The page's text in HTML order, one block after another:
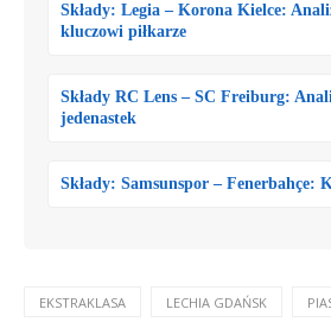
Składy: Legia – Korona Kielce:
kluczowi piłkarze
Składy RC Lens – SC Freiburg:
jedenastek
Składy: Samsunspor – Fenerbahçe:
EKSTRAKLASA LECHIA GDAŃSK